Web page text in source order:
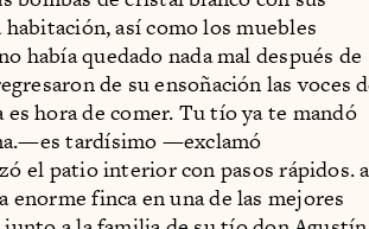
así como los muebles
había quedado nada mal después de
de su ensoñación las voces
hora de comer. Tu tío ya te mandó
tardísimo —exclamó
el patio interior con pasos rápidos.
enorme finca en una de las mejores